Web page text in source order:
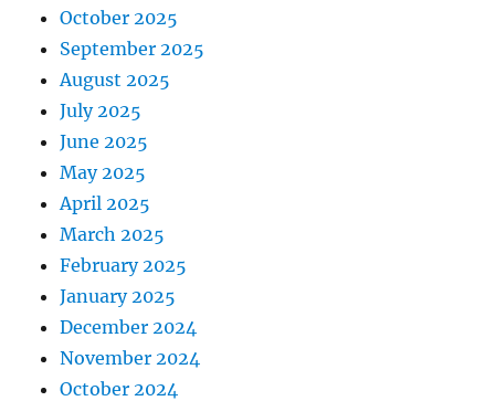
October 2025
September 2025
August 2025
July 2025
June 2025
May 2025
April 2025
March 2025
February 2025
January 2025
December 2024
November 2024
October 2024